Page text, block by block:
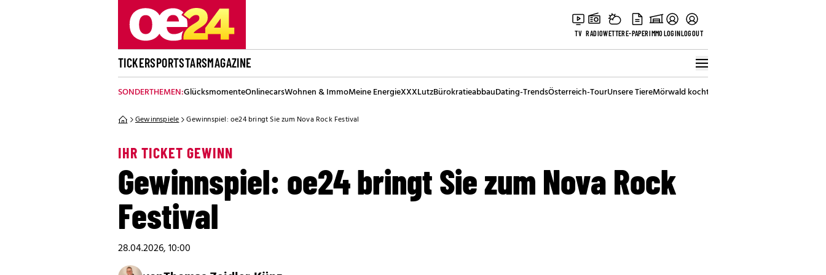
TV RADIOWETTERE-PAPERIMMOLOGINLOGOUT
TICKERSPORTSTARSMAGAZINE
SONDERTHEMEN:GlücksmomenteOnlinecarsWohnen & ImmoMeine EnergieXXXLutzBürokratieabbauDating-TrendsÖsterreich-TourUnsere TiereMörwald kocht
Gewinnspiele Gewinnspiel: oe24 bringt Sie zum Nova Rock Festival
IHR TICKET GEWINN
Gewinnspiel: oe24 bringt Sie zum Nova Rock
Festival
28.04.2026, 10:00